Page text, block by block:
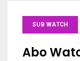
SUB WATCH
Abo